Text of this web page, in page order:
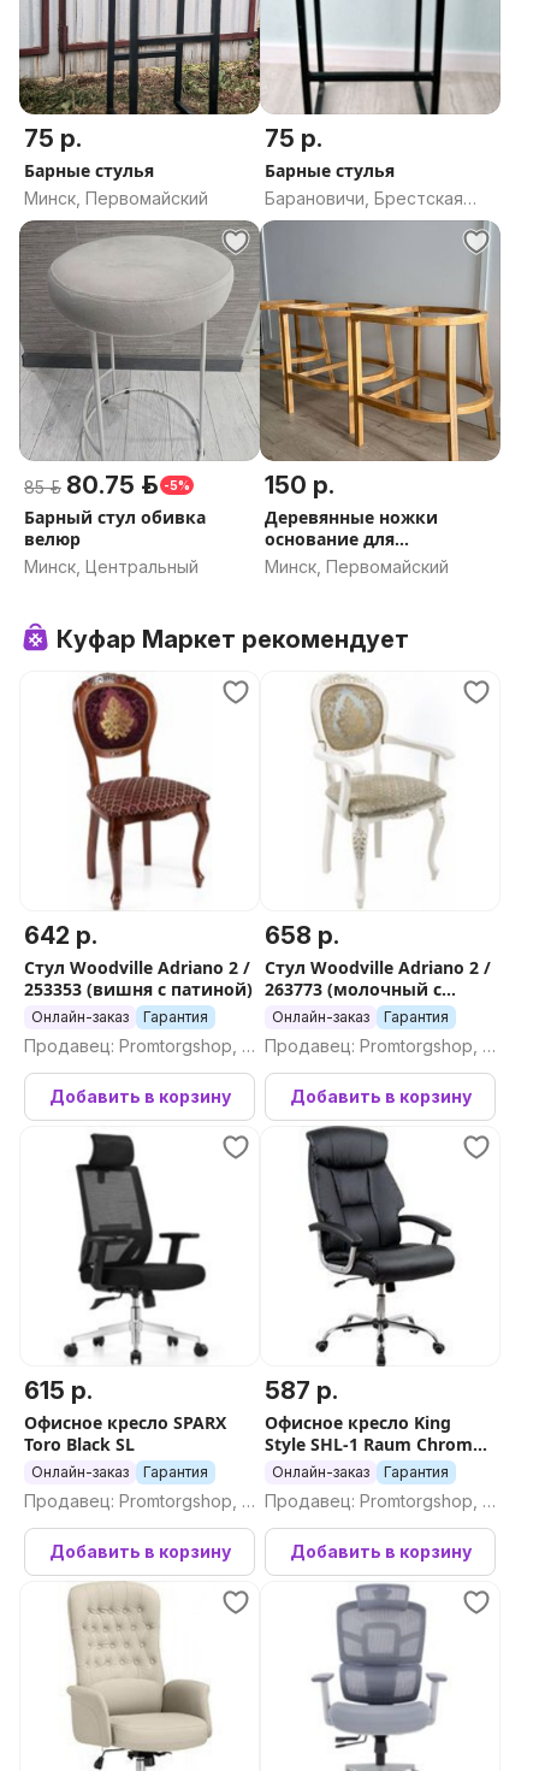
75 р.
Барные стулья
Минск, Первомайский
75 р.
Барные стулья
Барановичи, Брестская
область
85 р. 80.75 р. -5%
Барный стул обивка
велюр
Минск, Центральный
150 р.
Деревянные ножки
основание для
полубарного стула
Минск, Первомайский
Куфар Маркет рекомендует
642 р.
Стул Woodville Adriano 2 /
253353 (вишня с патиной)
Онлайн-заказ Гарантия
Продавец: Promtorgshop, П
ромторгшоп
Добавить в корзину
658 р.
Стул Woodville Adriano 2 /
263773 (молочный с
патиной)
Онлайн-заказ Гарантия
Продавец: Promtorgshop, П
ромторгшоп
Добавить в корзину
615 р.
Офисное кресло SPARX
Toro Black SL
Онлайн-заказ Гарантия
Продавец: Promtorgshop, П
ромторгшоп
Добавить в корзину
587 р.
Офисное кресло King
Style SHL-1 Raum Chrome
(черный)
Онлайн-заказ Гарантия
Продавец: Promtorgshop, П
ромторгшоп
Добавить в корзину